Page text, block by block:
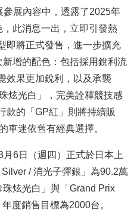
展內容中，透露了2025年
此消息一出，立即引發熱
即將正式發售，進一步擴充
增的配色：包括採用銳利流
效果更加銳利，以及承襲
炫光白」，完美詮釋競技感
款的「GP紅」則將持續販
車迷依舊有經典選擇。
6日（週四）正式於日本上
/ 消光子彈銀」為90.2萬
炫光白」與「Grand Prix
度銷售目標為2000台。